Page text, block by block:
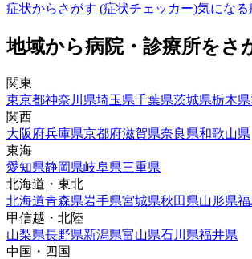
症状からさがす (症状チェッカー)気になる
地域から病院・診療所をさ
関東
東京都神奈川県埼玉県千葉県茨城県栃木県
関西
大阪府兵庫県京都府滋賀県奈良県和歌山県
東海
愛知県静岡県岐阜県三重県
北海道・東北
北海道青森県岩手県宮城県秋田県山形県
甲信越・北陸
山梨県長野県新潟県富山県石川県福井県
中国・四国